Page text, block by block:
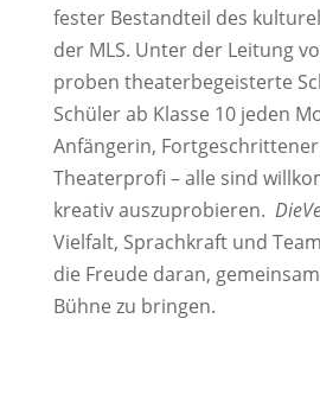
fester Bestandteil des
der MLS. Unter der Leitung
proben theaterbegeisterte
Schüler ab Klasse 10 jeden
Anfängerin,
Theaterprofi – alle sind
kreativ auszuprobieren.
Vielfalt, Sprachkraft und
die Freude daran,
Bühne zu bringen.